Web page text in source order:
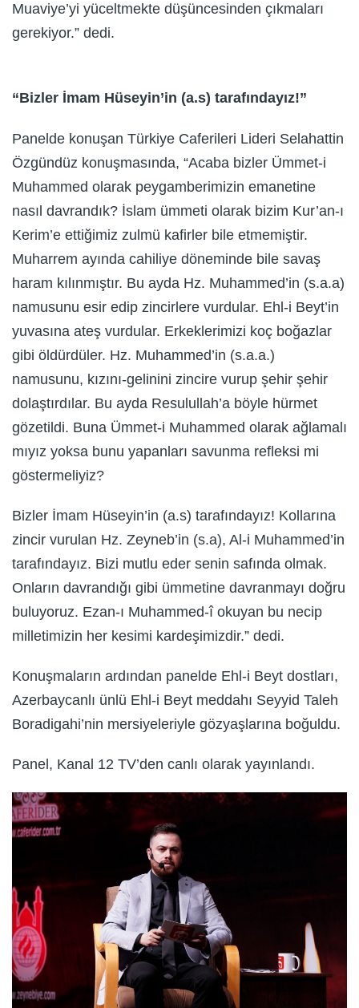
Muaviye’yi yüceltmekte düşüncesinden çıkmaları
gerekiyor.” dedi.
“Bizler İmam Hüseyin’in (a.s) tarafındayız!”
Panelde konuşan Türkiye Caferileri Lideri Selahattin
Özgündüz konuşmasında, “Acaba bizler Ümmet-i
Muhammed olarak peygamberimizin emanetine
nasıl davrandık? İslam ümmeti olarak bizim Kur’an-ı
Kerim’e ettiğimiz zulmü kafirler bile etmemiştir.
Muharrem ayında cahiliye döneminde bile savaş
haram kılınmıştır. Bu ayda Hz. Muhammed’in (s.a.a)
namusunu esir edip zincirlere vurdular. Ehl-i Beyt’in
yuvasına ateş vurdular. Erkeklerimizi koç boğazlar
gibi öldürdüler. Hz. Muhammed’in (s.a.a.)
namusunu, kızını-gelinini zincire vurup şehir şehir
dolaştırdılar. Bu ayda Resulullah’a böyle hürmet
gözetildi. Buna Ümmet-i Muhammed olarak ağlamalı
mıyız yoksa bunu yapanları savunma refleksi mi
göstermeliyiz?
Bizler İmam Hüseyin’in (a.s) tarafındayız! Kollarına
zincir vurulan Hz. Zeyneb’in (s.a), Al-i Muhammed’in
tarafındayız. Bizi mutlu eder senin safında olmak.
Onların davrandığı gibi ümmetine davranmayı doğru
buluyoruz. Ezan-ı Muhammed-î okuyan bu necip
milletimizin her kesimi kardeşimizdir.” dedi.
Konuşmaların ardından panelde Ehl-i Beyt dostları,
Azerbaycanlı ünlü Ehl-i Beyt meddahı Seyyid Taleh
Boradigahi’nin mersiyeleriyle gözyaşlarına boğuldu.
Panel, Kanal 12 TV’den canlı olarak yayınlandı.